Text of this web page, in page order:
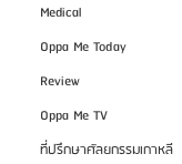
Medical
Oppa Me Today
Review
Oppa Me TV
ที่ปรึกษาศัลยกรรมเกาหลี